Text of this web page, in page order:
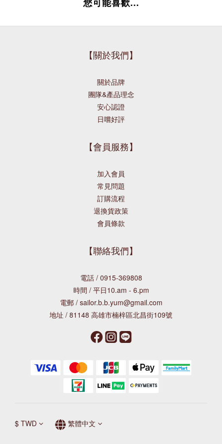
您可能喜歡...
【關於我們】
關於品牌
團隊&產品理念
安心認證
日嚐好評
【會員服務】
加入會員
常見問題
訂購流程
退換貨政策
會員條款
【聯絡我們】
電話 / 0915-369808
時間 / 平日10.am - 6.pm
電郵 / sailor.b.b.yum@gmail.com
地址 / 81148 高雄市楠梓區北昌街109號
$ TWD 繁體中文